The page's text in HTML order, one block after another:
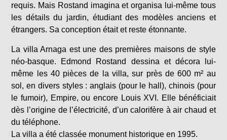
requis. Mais Rostand imagina et organisa lui-même tous
les détails du jardin, étudiant des modèles anciens et
étrangers. Sa conception était et reste étonnante.
La villa Arnaga est une des premières maisons de style
néo-basque. Edmond Rostand dessina et décora lui-
même les 40 pièces de la villa, sur près de 600 m² au
sol, en divers styles : anglais (pour le hall), chinois (pour
le fumoir), Empire, ou encore Louis XVI. Elle bénéficiait
dès l’origine de l’électricité, d’un calorifère à air chaud et
du téléphone.
La villa a été classée monument historique en 1995.